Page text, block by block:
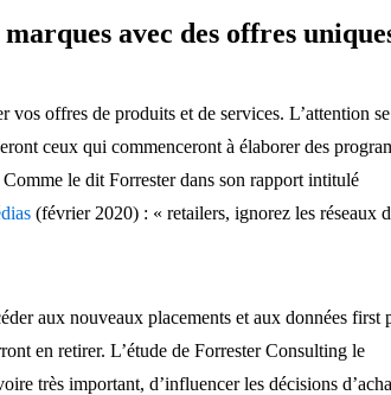
avec des offres
vos offres de produits et de services. L’attention se
ceux qui commenceront à élaborer des
le dit Forrester dans son rapport intitulé
(février 2020) : « retailers, ignorez les réseaux
aux nouveaux placements et aux données first
en retirer. L’étude de Forrester Consulting le
très important, d’influencer les décisions